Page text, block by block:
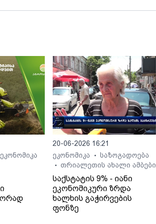
ეკონომიკა
20-06-2026 16:21
ეკონომიკა
• საზოგადოება
• თრიალეთის ახალი ამბები
საქსტატის 9% - იანი
ეკონომიკური ზრდა
ხალხის გაჭირვების
ფონზე